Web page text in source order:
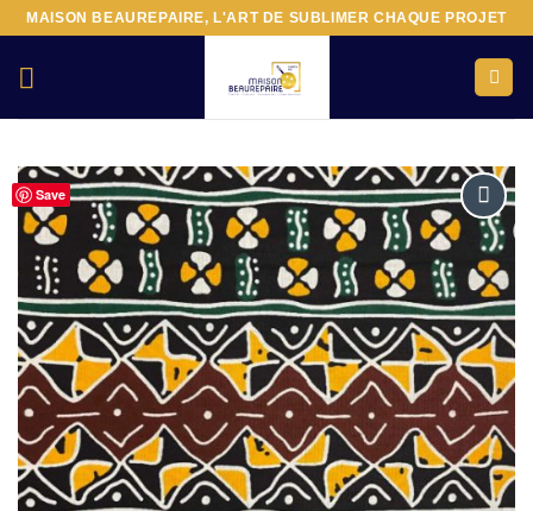
Passer
contenu
MAISON BEAUREPAIRE, L'ART DE SUBLIMER CHAQUE PROJET
Save
Ajouter
à la liste
d’envies